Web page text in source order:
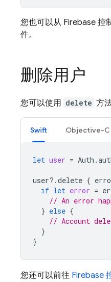
您也可以从 Firebase 控
件。
删除用户
您可以使用 delete 方
Swift Objective-C
let user = Auth .
user?.delete {
if let error =
// An error
} else {
// Account
}
}
您还可以前往 Firebase